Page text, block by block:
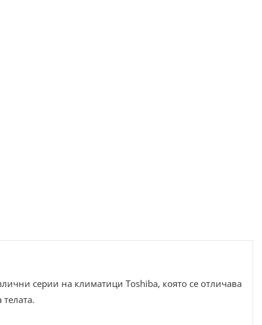
серии на климатици Toshiba, която се отличава